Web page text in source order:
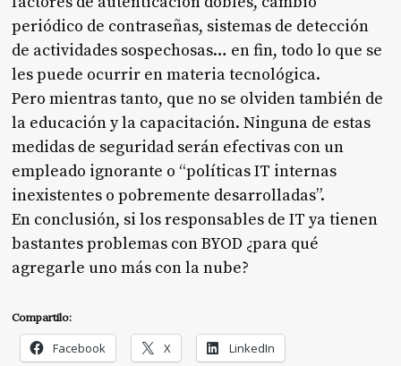
periódico de contraseñas, sistemas de detección
de actividades sospechosas… en fin, todo lo que se
les puede ocurrir en materia tecnológica.
Pero mientras tanto, que no se olviden también de
la educación y la capacitación. Ninguna de estas
medidas de seguridad serán efectivas con un
empleado ignorante o “políticas IT internas
inexistentes o pobremente desarrolladas”.
En conclusión, si los responsables de IT ya tienen
bastantes problemas con BYOD ¿para qué
agregarle uno más con la nube?
Compartilo:
Facebook X LinkedIn